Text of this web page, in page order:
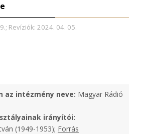
Revíziók: 2024. 04. 05.
az intézmény neve: Magyar Rádió
irányítói:
(1949-1953); Forrás